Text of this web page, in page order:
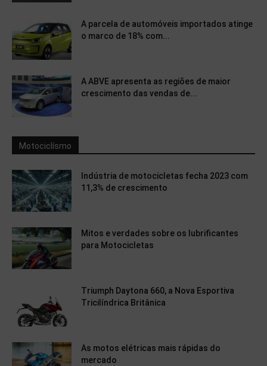
A parcela de automóveis importados atinge
o marco de 18% com...
A ABVE apresenta as regiões de maior
crescimento das vendas de...
Motociclísmo
Indústria de motocicletas fecha 2023 com
11,3% de crescimento
Mitos e verdades sobre os lubrificantes
para Motocicletas
Triumph Daytona 660, a Nova Esportiva
Tricilíndrica Britânica
As motos elétricas mais rápidas do
mercado